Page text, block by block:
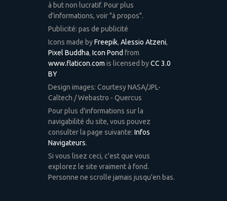
à but non lucratif. Pour plus
d'informations, voir "à propos".
Publicité: pas de publicité
Icons made byFreepik, Alessio Atzeni,
Pixel Buddha, Icon Pond from
www.flaticon.com is licensed byCC 3.0
BY
Design images: Courtesy NASA/JPL-
Caltech / Webastro - Quercus
Pour plus d'informations sur la
navigabilité du site, vous pouvez
consulter la page suivante: Infos
Navigateurs.
Si vous lisez ceci, c'est que vous
explorez le site vraiment à fond.
Personne ne scrolle jamais jusqu'en bas.